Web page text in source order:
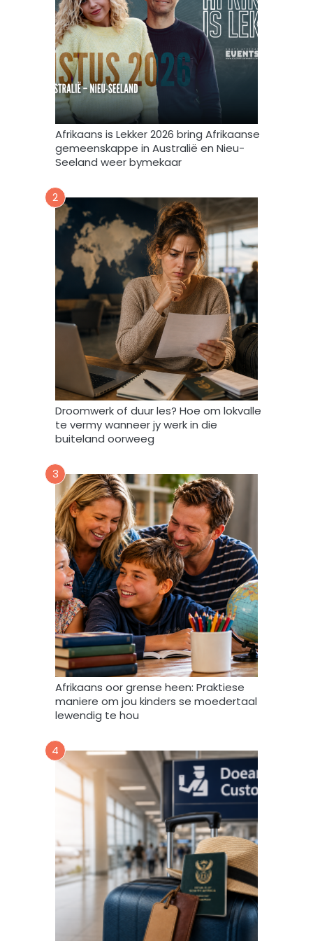
e
f
e
v
u
l
s
t
e
m
e
k
d
a
a
r
t
e
d
a
r
i
F
o
r
u
m
m
y
d
a
a
m
a
g
v
e
r
w
e
r
,
s
o
n
g
e
Afrikaans is Lekker 2026 bring Afrikaanse
gemeenskappe in Australië en Nieu-
Seeland weer bymekaar
2
Droomwerk of duur les? Hoe om lokvalle
te vermy wanneer jy werk in die
buiteland oorweeg
3
Afrikaans oor grense heen: Praktiese
maniere om jou kinders se moedertaal
lewendig te hou
4